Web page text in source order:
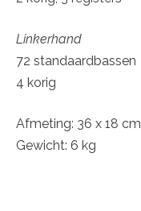
Linkerhand
72 standaardbassen
4 korig
Afmeting: 36 x 18 cm
Gewicht: 6 kg